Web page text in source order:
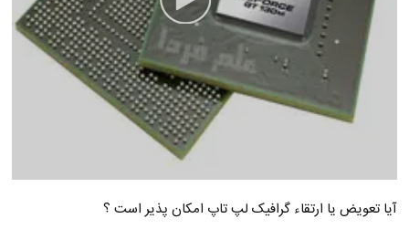
آیا تعویض یا ارتقاء گرافیک لپ تاپ امکان پذیر است ؟